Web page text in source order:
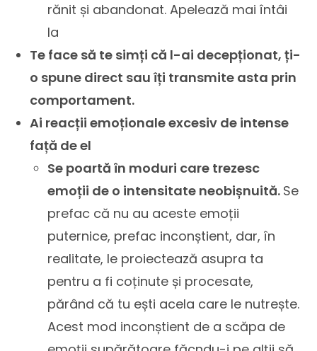
rănit și abandonat. Apelează mai întâi
la
Te face să te simți că l-ai decepționat, ți-
o spune direct sau îți transmite asta prin
comportament.
Ai reacții emoționale excesiv de intense
față de el
Se poartă în moduri care trezesc
emoții de o intensitate neobișnuită. Se
prefac că nu au aceste emoții
puternice, prefac inconștient, dar, în
realitate, le proiectează asupra ta
pentru a fi coținute și procesate,
părând că tu ești acela care le nutrește.
Acest mod inconștient de a scăpa de